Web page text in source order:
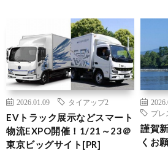
2026.01.09 タイアップ2
EVトラック展示などスマート
物流EXPO開催！1/21～23＠
東京ビッグサイト[PR]
プレ
謹賀
くお